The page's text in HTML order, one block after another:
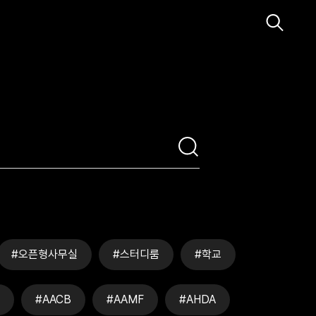
#오픈형사무실 #스터디룸 #학교
#AACB #AAMF #AHDA